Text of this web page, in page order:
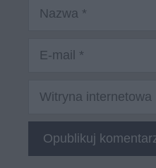
Nazwa
Witryna